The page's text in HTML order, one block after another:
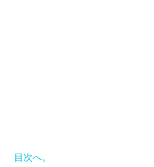
目次へ。